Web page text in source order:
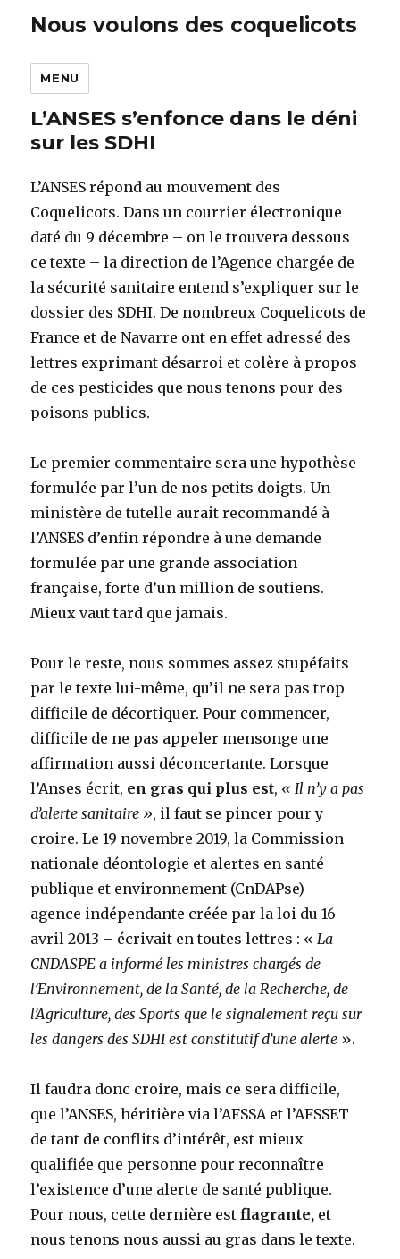
Nous voulons des coquelicots
MENU
L’ANSES s’enfonce dans le déni
sur les SDHI
L’ANSES répond au mouvement des
Coquelicots. Dans un courrier électronique
daté du 9 décembre – on le trouvera dessous
ce texte – la direction de l’Agence chargée de
la sécurité sanitaire entend s’expliquer sur le
dossier des SDHI. De nombreux Coquelicots de
France et de Navarre ont en effet adressé des
lettres exprimant désarroi et colère à propos
de ces pesticides que nous tenons pour des
poisons publics.
Le premier commentaire sera une hypothèse
formulée par l’un de nos petits doigts. Un
ministère de tutelle aurait recommandé à
l’ANSES d’enfin répondre à une demande
formulée par une grande association
française, forte d’un million de soutiens.
Mieux vaut tard que jamais.
Pour le reste, nous sommes assez stupéfaits
par le texte lui-même, qu’il ne sera pas trop
difficile de décortiquer. Pour commencer,
difficile de ne pas appeler mensonge une
affirmation aussi déconcertante. Lorsque
l’Anses écrit, en gras qui plus est, « Il n’y a pas
d’alerte sanitaire », il faut se pincer pour y
croire. Le 19 novembre 2019, la Commission
nationale déontologie et alertes en santé
publique et environnement (CnDAPse) –
agence indépendante créée par la loi du 16
avril 2013 – écrivait en toutes lettres : «La
CNDASPE a informé les ministres chargés de
l’Environnement, de la Santé, de la Recherche, de
l’Agriculture, des Sports que le signalement reçu sur
les dangers des SDHI est constitutif d’une alerte ».
Il faudra donc croire, mais ce sera difficile,
que l’ANSES, héritière via l’AFSSA et l’AFSSET
de tant de conflits d’intérêt, est mieux
qualifiée que personne pour reconnaître
l’existence d’une alerte de santé publique.
Pour nous, cette dernière estflagrante, et
nous tenons nous aussi au gras dans le texte.